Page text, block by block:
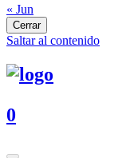
« Jun
Cerrar
Saltar al contenido
0